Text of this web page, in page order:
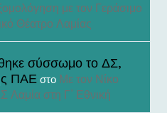
με τον Γεράσιμο
Θέατρο Λαμίας
σύσσωμο το ΔΣ,
ΠΑΕ στο Με τον Νίκο
Λαμία στη Γ’ Εθνική